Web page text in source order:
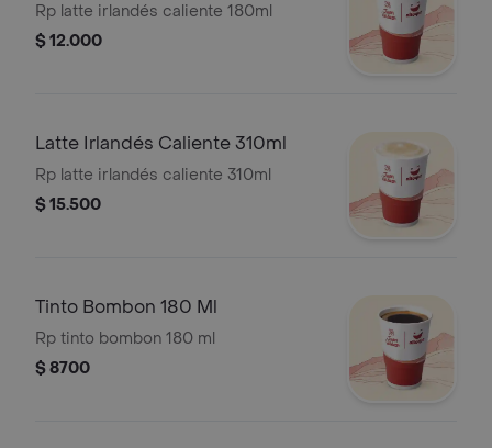
Rp latte irlandés caliente 180ml
$ 12.000
Latte Irlandés Caliente 310ml
Rp latte irlandés caliente 310ml
$ 15.500
Tinto Bombon 180 Ml
Rp tinto bombon 180 ml
$ 8700